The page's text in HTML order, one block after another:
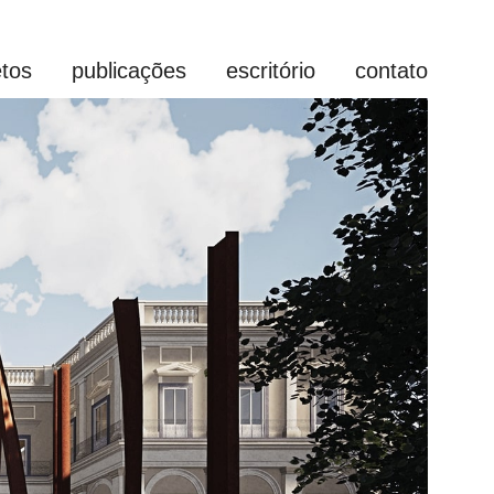
publicações escritório contato